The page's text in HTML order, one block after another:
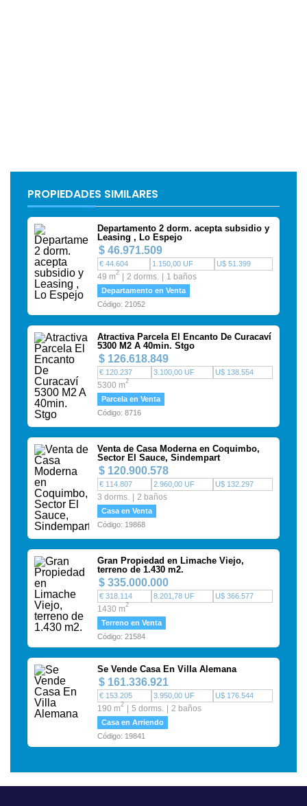
PROPIEDADES SIMILARES
Departamento 2 dorm. acepta subsidio y
Leasing , Lo Espejo
$ 46.971.509
€ 44.604 1.150,00 UF U$ 51.399
49 m2 2 dorms. 1 baños
Departamento en Venta
Código: 21052
Atractiva Parcela El Encanto De Curacaví
5300 M2 A 40min. Stgo
$ 126.618.849
€ 120.237 3.100,00 UF U$ 138.554
5300 m2
Parcela en Venta
Código: 8716
Venta de Casa Moderna en Coquimbo,
Sector El Sauce, Sindempart
$ 120.900.578
€ 114.807 2.960,00 UF U$ 132.297
3 dorms. 2 baños
Casa en Venta
Código: 19868
Gran Propiedad en Limache Viejo,
terreno de 1.430 m2.
$ 335.000.000
€ 318.114 8.201,78 UF U$ 366.577
1430 m2
Terreno en Venta
Código: 21584
Se Vende Casa En Villa Alemana
$ 161.336.921
€ 153.205 3.950,00 UF U$ 176.544
190 m2 5 dorms. 2 baños
Casa en Arriendo
Código: 19841